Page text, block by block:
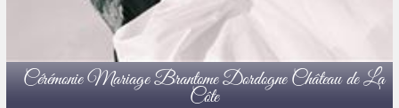
Cérémonie Mariage Brantome Dordogne Château de La
Côte